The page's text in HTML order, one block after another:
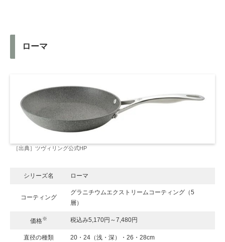
ローマ
［出典］ツヴィリング公式HP
シリーズ名 ローマ
コーティング
グラニチウムエクストリームコーティング（5
層）
価格※ 税込み5,170円～7,480円
直径の種類 20・24（浅・深）・26・28cm